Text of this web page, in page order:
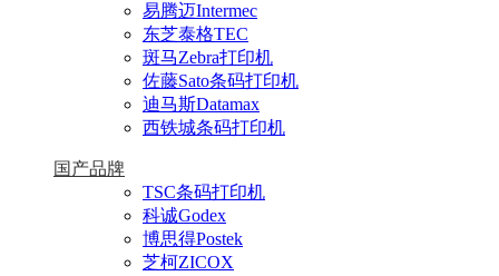
易腾迈Intermec
东芝泰格TEC
斑马Zebra打印机
佐藤Sato条码打印机
迪马斯Datamax
西铁城条码打印机
国产品牌
TSC条码打印机
科诚Godex
博思得Postek
芝柯ZICOX